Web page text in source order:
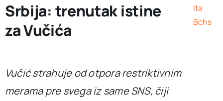
Bchs
Srbija: trenutak istine
za Vučića
Ita
Bchs
Vučić strahuje od otpora restriktivnim
merama pre svega iz same SNS, čiji